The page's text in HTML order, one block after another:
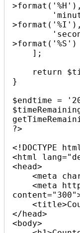
>format('%H'),
>format('%I'),
>format('%S')
}
$endtime =
?>
<!DOCTYPE
<html
<head>
</head>
<body>